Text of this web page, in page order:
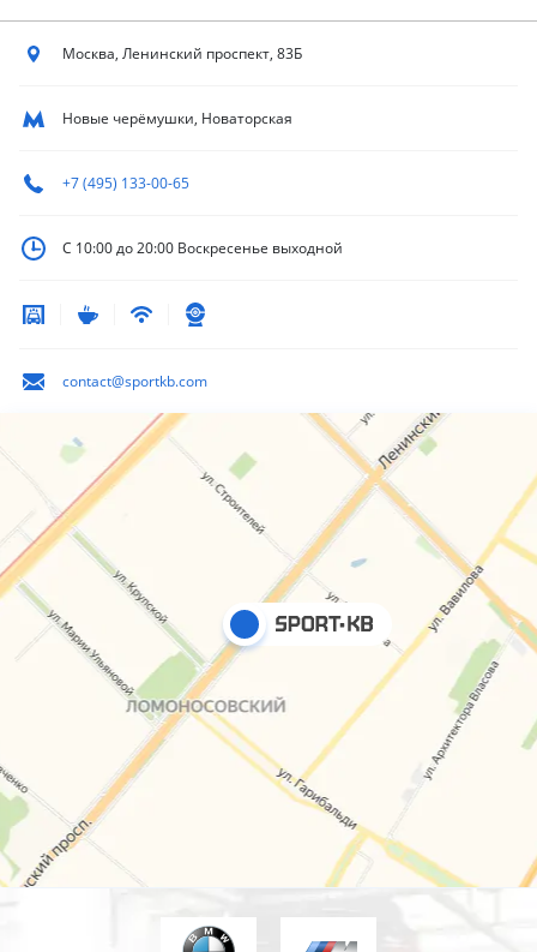
Москва, Ленинский проспект, 83Б
Новые черёмушки, Новаторская
+7 (495) 133-00-65
С 10:00 до 20:00 Воскресенье выходной
contact@sportkb.com